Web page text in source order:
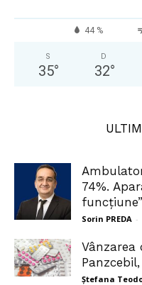
44 %
S
35°
D
32°
74%.
Sorin PREDA -
Vânzarea
Ștefana